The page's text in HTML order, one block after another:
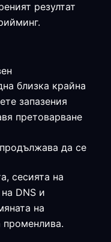
резултат
близка крайна
запазения
претоварване
да се
сесията на
DNS и
на
променлива.